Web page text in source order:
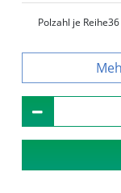
Polzahl je Reihe36